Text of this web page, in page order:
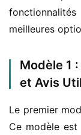
meilleures
Modèle 1
et Avis
Le premier
Ce modèle